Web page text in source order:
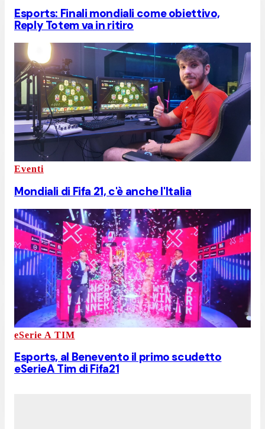
Esports: Finali mondiali come obiettivo,
Reply Totem va in ritiro
Eventi
Mondiali di Fifa 21, c'è anche l'Italia
eSerie A TIM
Esports, al Benevento il primo scudetto
eSerieA Tim di Fifa21